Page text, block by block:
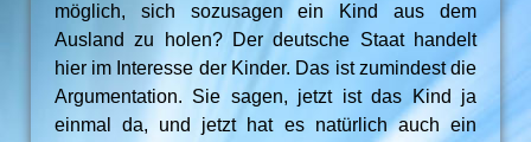
möglich, sich sozusagen ein Kind aus dem
Ausland zu holen? Der deutsche Staat handelt
hier im Interesse der Kinder. Das ist zumindest die
Argumentation. Sie sagen, jetzt ist das Kind ja
einmal da, und jetzt hat es natürlich auch ein